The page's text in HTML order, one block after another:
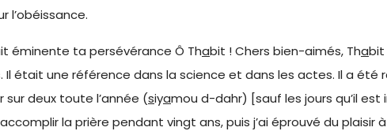
l’obéissance.
éminente ta persévérance Ô Thabit ! Chers bien-aimés, Thabit
Il était une référence dans la science et dans les actes. Il a été
sur deux toute l’année (siyamou d-dahr) [sauf les jours qu’il est
la prière pendant vingt ans, puis j’ai éprouvé du